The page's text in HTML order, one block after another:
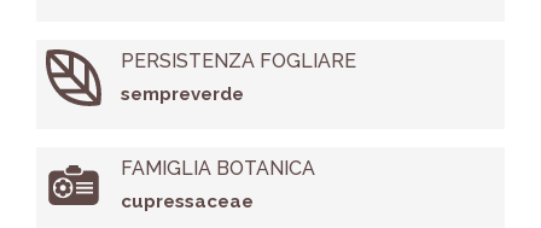
PERSISTENZA FOGLIARE
sempreverde
FAMIGLIA BOTANICA
cupressaceae